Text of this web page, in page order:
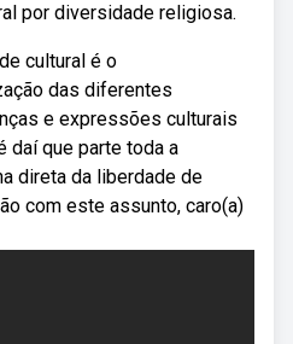
por diversidade religiosa.
cultural é o
das diferentes
e expressões culturais
daí que parte toda a
direta da liberdade de
com este assunto, caro(a)